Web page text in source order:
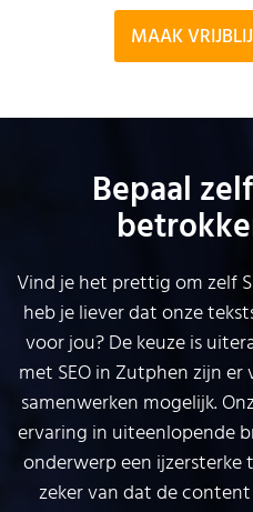
MAAK
Bepaal
Vind je het prettig om zelf
heb je liever dat onze
voor jou? De keuze is
met SEO in Zutphen zijn
samenwerken mogelijk.
ervaring in uiteenlopende
onderwerp een ijzersterke
zeker van dat de